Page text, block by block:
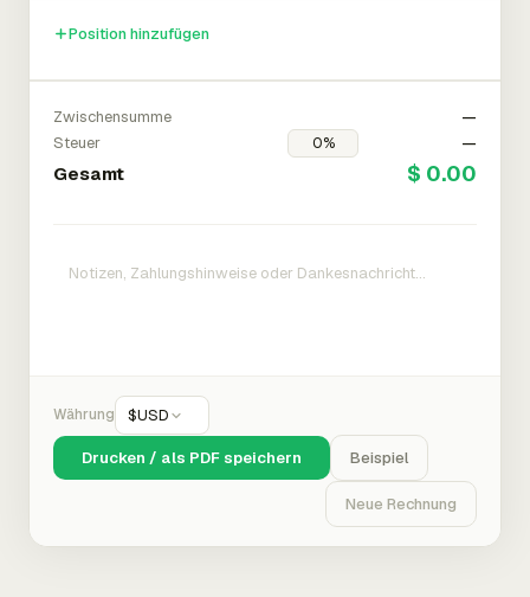
Position hinzufügen
Zwischensumme
—
Steuer
—
Gesamt $ 0.00
Währung $USD
Drucken / als PDF speichern Beispiel
Neue Rechnung